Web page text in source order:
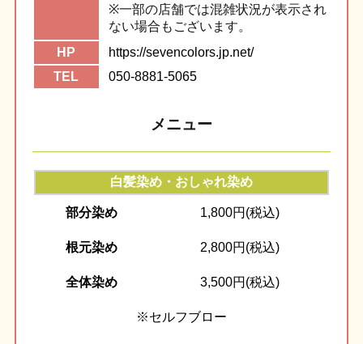
※一部の店舗では混雑状況が表示され
ない場合もございます。
HP
https://sevencolors.jp.net/
TEL
050-8881-5065
メニュー
白髪染め・おしゃれ染め
部分染め 1,800円(税込)
根元染め 2,800円(税込)
全体染め 3,500円(税込)
※セルフブロー